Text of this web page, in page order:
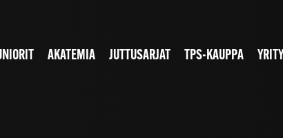
AKATEMIA JUTTUSARJAT TPS-KAUPPA